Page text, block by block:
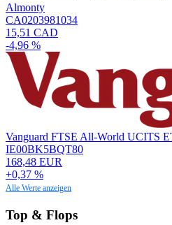
Almonty
CA0203981034
15,51 CAD
-4,96 %
Vanguard FTSE All-World UCITS
IE00BK5BQT80
168,48 EUR
+0,37 %
Alle Werte anzeigen
Top & Flops